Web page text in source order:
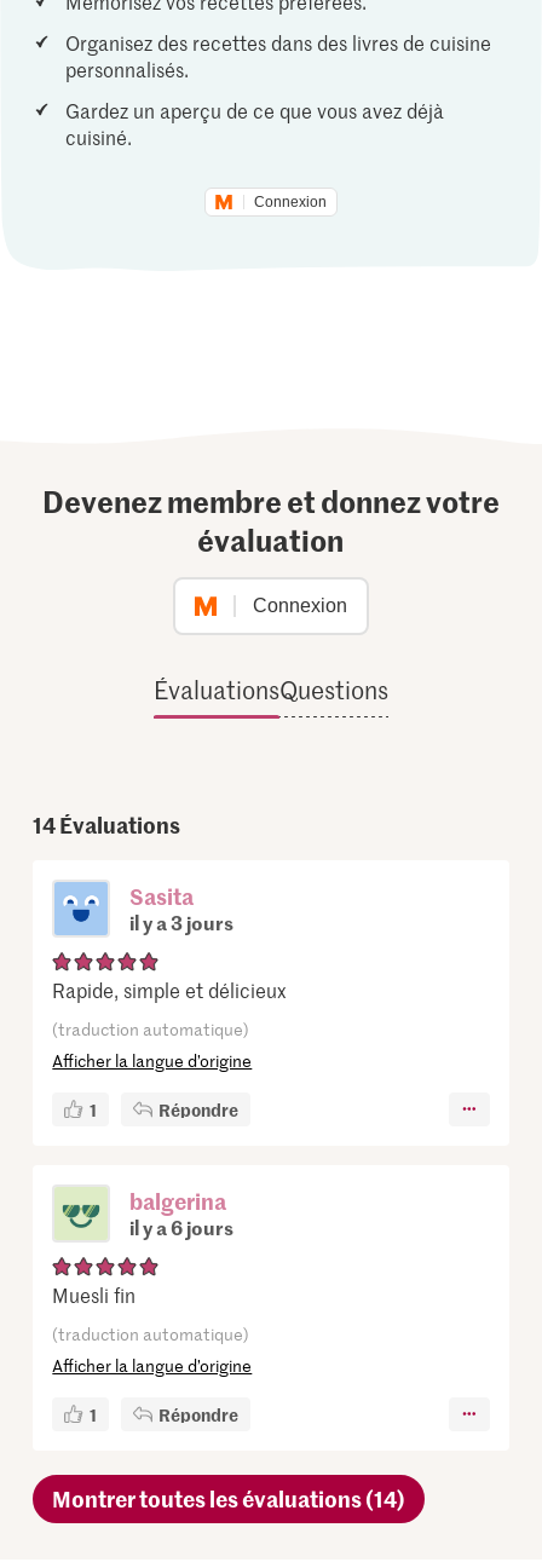
Organisez des recettes dans des livres de cuisine
personnalisés.
Gardez un aperçu de ce que vous avez déjà
cuisiné.
Connexion
Devenez membre et donnez votre
évaluation
Connexion
ÉvaluationsQuestions
14Évaluations
Sasita
il y a 3 jours
Rapide, simple et délicieux
(traduction automatique)
Afficher la langue d’origine
1 Répondre
balgerina
il y a 6 jours
Muesli fin
(traduction automatique)
Afficher la langue d’origine
1 Répondre
Montrer toutes les évaluations (14)